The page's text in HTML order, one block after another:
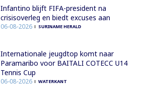
Infantino blijft FIFA-president na
crisisoverleg en biedt excuses aan
06-08-2026 SURINAME HERALD
Internationale jeugdtop komt naar
Paramaribo voor BAITALI COTECC U14
Tennis Cup
06-08-2026 WATERKANT